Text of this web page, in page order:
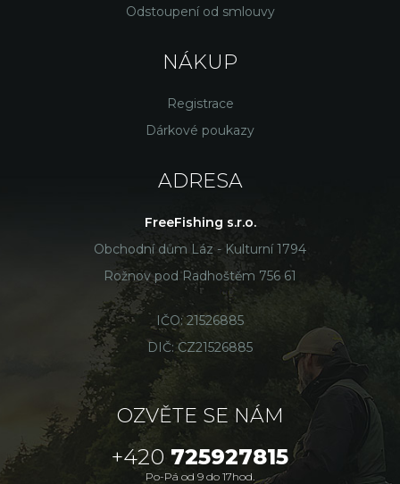
Odstoupení od smlouvy
NÁKUP
Registrace
Dárkové poukazy
ADRESA
FreeFishing s.r.o.
Obchodní dům Láz - Kulturní 1794
Rožnov pod Radhoštěm 756 61
IČO: 21526885
DIČ: CZ21526885
OZVĚTE SE NÁM
+420 725927815
Po-Pá od 9 do 17hod.